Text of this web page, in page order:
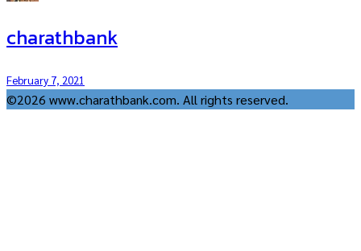
charathbank
February 7, 2021
©2026 www.charathbank.com. All rights reserved.